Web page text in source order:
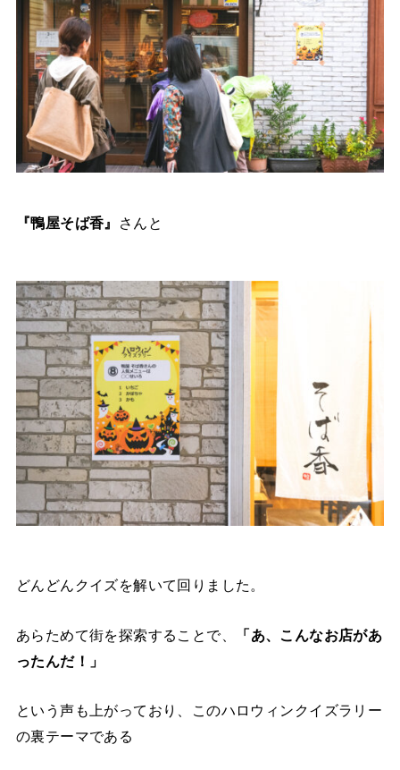
『鴨屋そば香』 さんと
どんどんクイズを解いて回りました。
あらためて街を探索することで、
「あ、こんなお店があ
ったんだ！」
という声も上がっており、このハロウィンクイズラリー
の裏テーマである